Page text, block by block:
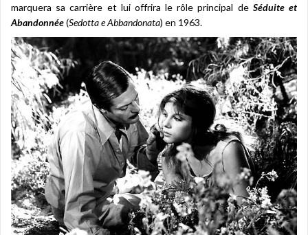
marquera sa carrière et lui offrira le rôle principal de Séduite et
Abandonnée(Sedotta e Abbandonata) en 1963.